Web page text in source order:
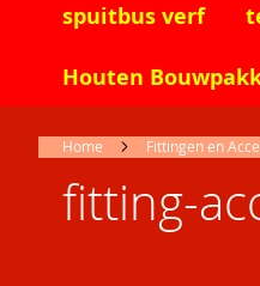
spuitbus verf
Houten
Home Fittingen en
fitting-